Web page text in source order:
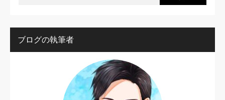
ブログの執筆者